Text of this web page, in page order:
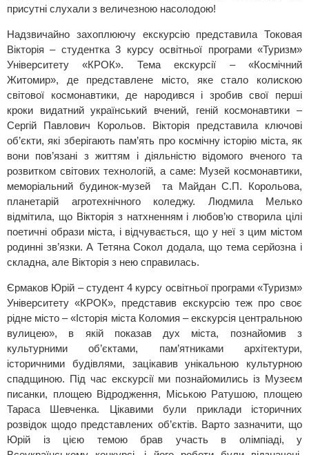
присутні слухали з величезною насолодою!
Надзвичайно захоплюючу екскурсію представила Токовая
Вікторія – студентка 3 курсу освітньої програми «Туризм»
Університету «КРОК». Тема екскурсії – «Космічний
Житомир», де представлене місто, яке стало колискою
світової космонавтики, де народився і зробив свої перші
кроки видатний український вчений, геній космонавтики –
Сергій Павлович Корольов. Вікторія представила ключові
об’єкти, які зберігають пам’ять про космічну історію міста, як
вони пов’язані з життям і діяльністю відомого вченого та
розвитком світових технологій, а саме: Музей космонавтики,
меморіальний будинок-музей та Майдан С.П. Корольова,
планетарій агротехнічного коледжу. Людмила Мелько
відмітила, що Вікторія з натхненням і любов’ю створила цілі
поетичні образи міста, і відчувається, що у неї з цим містом
родинні зв’язки. А Тетяна Сокол додала, що тема серйозна і
складна, але Вікторія з нею справилась.
Єрмаков Юрій – студент 4 курсу освітньої програми «Туризм»
Університету «КРОК», представив екскурсію теж про своє
рідне місто – «Історія міста Коломия – екскурсія центральною
вулицею», в якій показав дух міста, познайомив з
культурними об’єктами, пам’ятниками архітектури,
історичними будівлями, зацікавив унікальною культурною
спадщиною. Під час екскурсії ми познайомились із Музеєм
писанки, площею Відродження, Міською Ратушою, площею
Тараса Шевченка. Цікавими були приклади історичних
розвідок щодо представлених об’єктів. Варто зазначити, що
Юрій із цією темою брав участь в олімпіаді, у